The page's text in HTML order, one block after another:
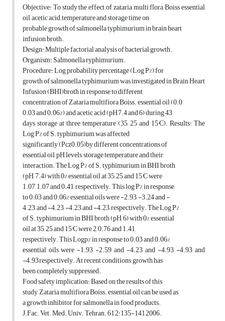
Objective: To study the effect of zataria multi flora Boiss essential
oil, acetic acid, temperature and storage time on
probable growth of salmonella typhimurium in brain heart
infusion broth.
Design: Multiple factorial analysis of bacterial growth.
Organism: Salmonella ryphimurium.
Procedure: Log probability percentage (Log P%) for
growth of salmonella typhimurium was investigated in Brain Heart
Infusion (BHI)broth in response to different
concentration of Zataria multifiora Boiss. essential oil (0.0,
0.03 and 0.06%) and acetic acid (pH,7.4 and 6) during 43
days storage at three temperature (35, 25 and 15°C). Results: The
Log P% of S. typhimurium was affected
significantly (Pcz0.05)by different concentrations of
essential oil, pH levels, storage temperature and their
interaction. The Log P% of S. typhimurium in BHI broth
(pH, 7.4) with 0% essential oil at 35, 25 and 15°C were
1.07, 1.07 and 0.41, respectively. This log P% in response
to 0.03 and 0.06% essential oils were -2.93, -3.24 and -
4.23, and -4.23, -4.23 and -4.23, respectively. The Log P%
of S. typhimurium in BHI broth (pH, 6) with 0% essential
oil at 35, 25 and 15°C were 2, 0.76 and 1.41,
respectively. This Logp% in response to 0.03 and 0.06%
essential oils were -1.93, -2.59 and -4.23, and -4.93, -4.93 and
-4.93,respectively. At recent conditions, growth has
been completely suppressed.
Food safety implication: Based on the results of this
study, Zataria multifiora Boiss. essential oil can be used as
a growth inhibitor for salmonella in food products.
J.Fac. Vet. Med. Univ. Tehran. 61,2:135-141,2006.